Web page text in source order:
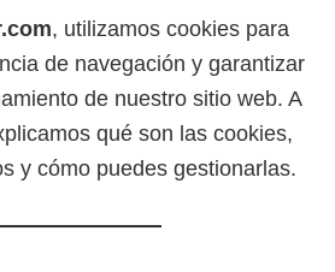
, utilizamos cookies para
de navegación y garantizar
de nuestro sitio web. A
qué son las cookies,
y cómo puedes gestionarlas.